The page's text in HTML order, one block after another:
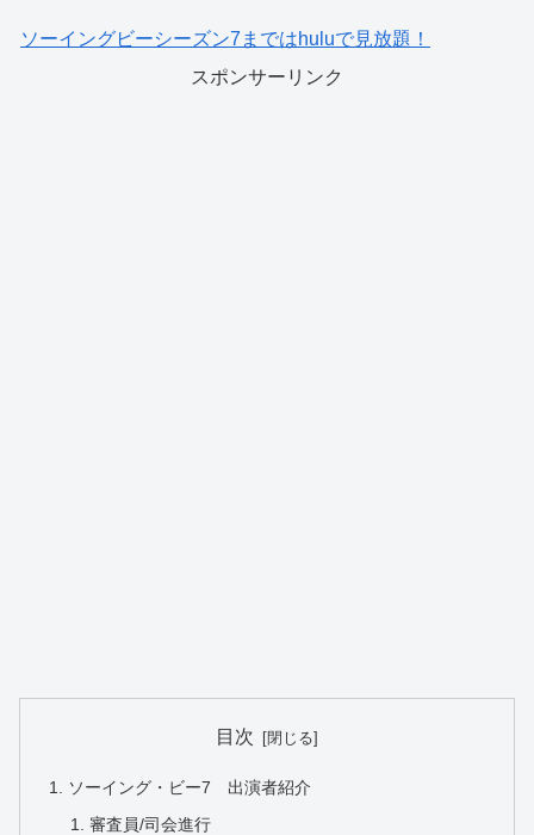
ソーイングビーシーズン7まではhuluで見放題！
スポンサーリンク
目次
ソーイング・ビー7 出演者紹介
審査員/司会進行